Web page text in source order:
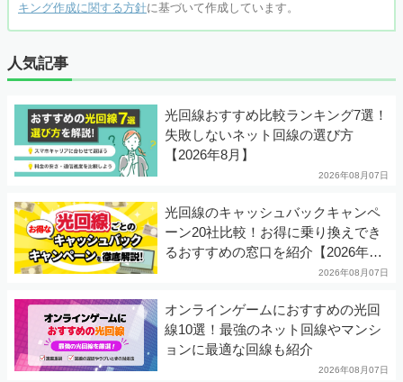
キング作成に関する方針に基づいて作成しています。
人気記事
光回線おすすめ比較ランキング7選！
失敗しないネット回線の選び方
【2026年8月】
2026年08月07日
光回線のキャッシュバックキャンペ
ーン20社比較！お得に乗り換えでき
るおすすめの窓口を紹介【2026年8
2026年08月07日
オンラインゲームにおすすめの光回
線10選！最強のネット回線やマンシ
ョンに最適な回線も紹介
2026年08月07日